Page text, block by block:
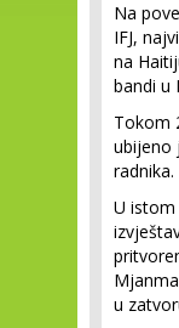
Na
IFJ,
na
bandi u
Tokom
ubijeno
radnika.
U
u